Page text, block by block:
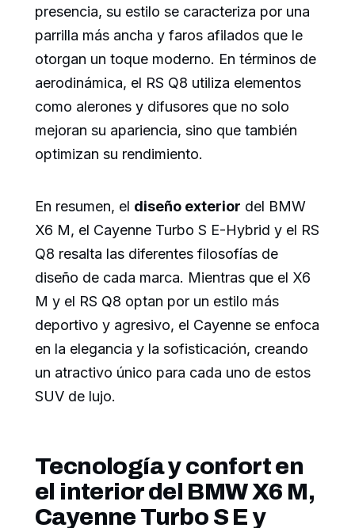
presencia, su estilo se caracteriza por una
parrilla más ancha y faros afilados que le
otorgan un toque moderno. En términos de
aerodinámica, el RS Q8 utiliza elementos
como alerones y difusores que no solo
mejoran su apariencia, sino que también
optimizan su rendimiento.
En resumen, el diseño exterior del BMW
X6 M, el Cayenne Turbo S E-Hybrid y el RS
Q8 resalta las diferentes filosofías de
diseño de cada marca. Mientras que el X6
M y el RS Q8 optan por un estilo más
deportivo y agresivo, el Cayenne se enfoca
en la elegancia y la sofisticación, creando
un atractivo único para cada uno de estos
SUV de lujo.
Tecnología y confort en
el interior del BMW X6 M,
Cayenne Turbo S E y